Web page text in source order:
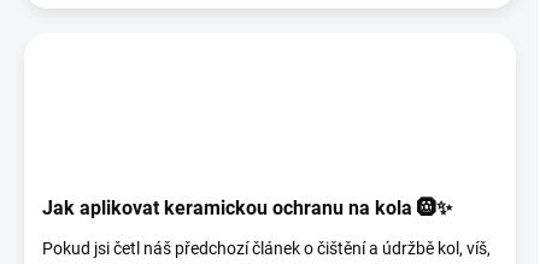
Jak aplikovat keramickou ochranu na kola 🛞✨
Pokud jsi četl náš předchozí článek o čištění a údržbě kol, víš,